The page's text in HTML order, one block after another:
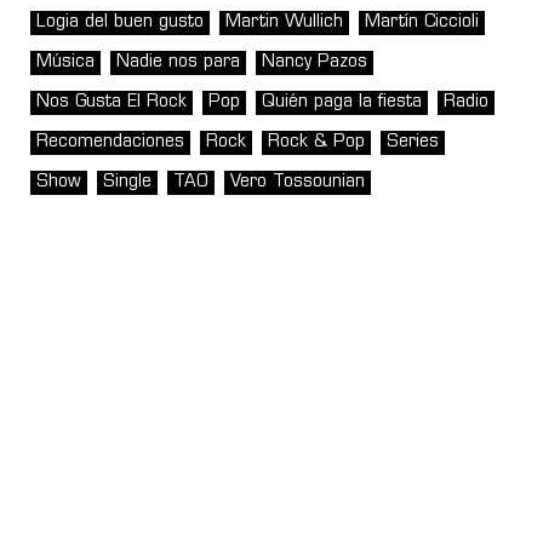
Logia del buen gusto Martin Wullich Martín Ciccioli
Música Nadie nos para Nancy Pazos
Nos Gusta El Rock Pop Quién paga la fiesta Radio
Recomendaciones Rock Rock & Pop Series
Show Single TAO Vero Tossounian